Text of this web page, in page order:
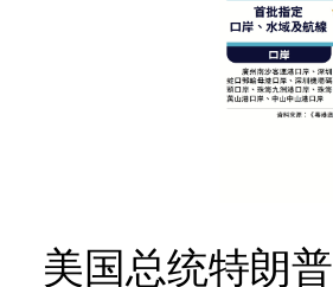
美国总统特朗普